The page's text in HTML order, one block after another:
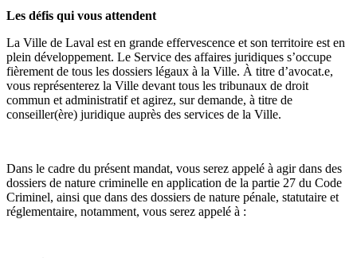
Les défis qui vous attendent
La Ville de Laval est en grande effervescence et son territoire est en
plein développement. Le Service des affaires juridiques s’occupe
fièrement de tous les dossiers légaux à la Ville. À titre d’avocat.e,
vous représenterez la Ville devant tous les tribunaux de droit
commun et administratif et agirez, sur demande, à titre de
conseiller(ère) juridique auprès des services de la Ville.
Dans le cadre du présent mandat, vous serez appelé à agir dans des
dossiers de nature criminelle en application de la partie 27 du Code
Criminel, ainsi que dans des dossiers de nature pénale, statutaire et
réglementaire, notamment, vous serez appelé à :